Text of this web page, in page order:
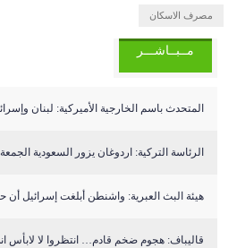
مصرف الاسكان
مــبــاشـــر
المتحدث باسم الخارجية الأميركية: لبنان
الرئاسة التركية: اردوغان يزور السعودية الجمعة
هيئة البث العبرية: واشنطن أبلغت إسرائيل أن
قاليباف: هجوم ضخم قادم… انتظروا لا لابأس